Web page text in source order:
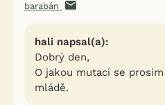
barabán
hali napsal(a):
Dobrý den,
O jakou mutaci se
mládě.